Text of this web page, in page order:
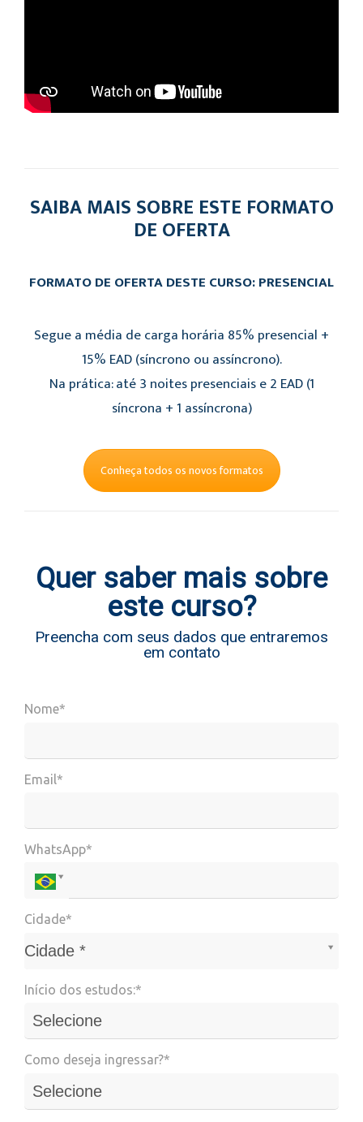
SAIBA MAIS SOBRE ESTE FORMATO
DE OFERTA
FORMATO DE OFERTA DESTE CURSO: PRESENCIAL
Segue a média de carga horária 85% presencial +
15% EAD (síncrono ou assíncrono).
Na prática: até 3 noites presenciais e 2 EAD (1
síncrona + 1 assíncrona)
Conheça todos os novos formatos
Quer saber mais sobre
este curso?
Preencha com seus dados que entraremos
em contato
Nome*
Email*
WhatsApp*
Cidade*
Cidade *
Cidade*
Início dos estudos:*
Como deseja ingressar?*